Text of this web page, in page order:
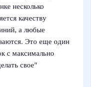
несколько
качеству
а любые
Это еще один
с максимально
свое"